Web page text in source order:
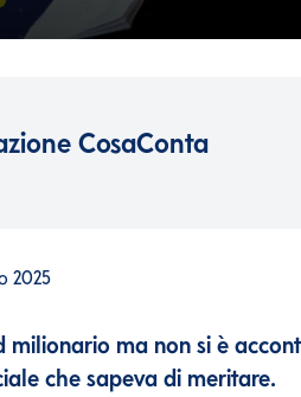
CosaConta
2025
milionario ma non si è
che sapeva di meritare.